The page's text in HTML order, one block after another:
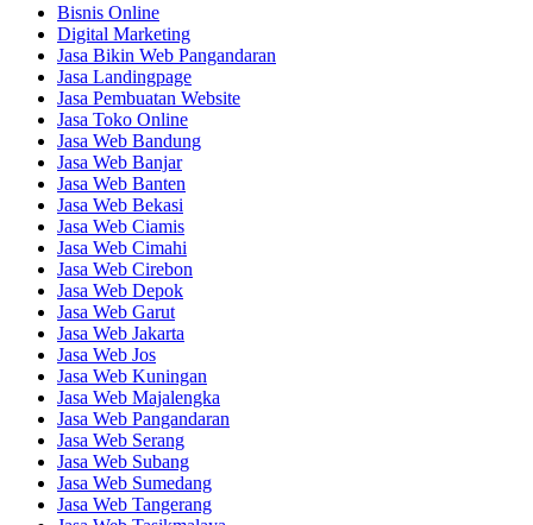
Bisnis Online
Digital Marketing
Jasa Bikin Web Pangandaran
Jasa Landingpage
Jasa Pembuatan Website
Jasa Toko Online
Jasa Web Bandung
Jasa Web Banjar
Jasa Web Banten
Jasa Web Bekasi
Jasa Web Ciamis
Jasa Web Cimahi
Jasa Web Cirebon
Jasa Web Depok
Jasa Web Garut
Jasa Web Jakarta
Jasa Web Jos
Jasa Web Kuningan
Jasa Web Majalengka
Jasa Web Pangandaran
Jasa Web Serang
Jasa Web Subang
Jasa Web Sumedang
Jasa Web Tangerang